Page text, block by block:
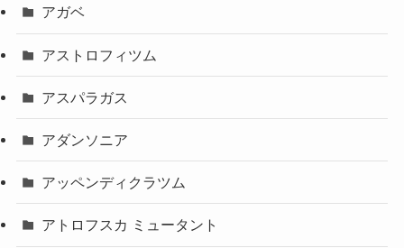
アガベ
アストロフィツム
アスパラガス
アダンソニア
アッペンディクラツム
アトロフスカ ミュータント